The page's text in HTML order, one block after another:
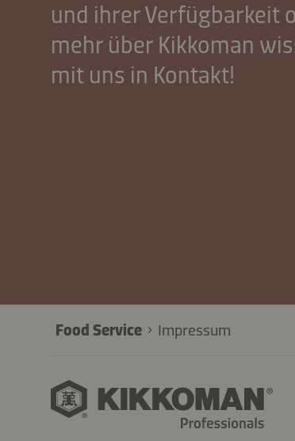
und ihrer Verfügbarkeit
mehr über Kikkoman
mit uns in Kontakt!
Food Service Impressum